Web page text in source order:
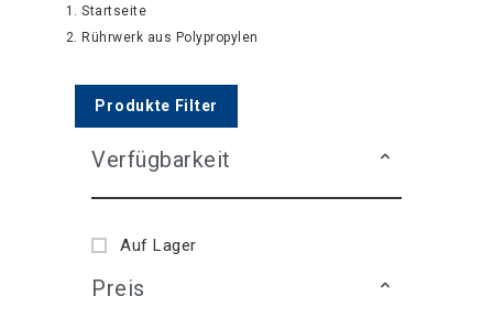
Startseite
Rührwerk aus Polypropylen
Produkte Filter
Verfügbarkeit
Auf Lager
Preis